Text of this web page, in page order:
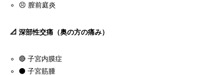
😣 膣前庭炎
📐 深部性交痛（奥の方の痛み）
🔴 子宮内膜症
⚫ 子宮筋腫